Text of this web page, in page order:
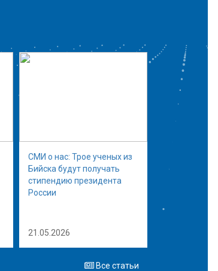
СМИ о нас: Трое ученых из
Бийска будут получать
стипендию президента
России
21.05.2026
Все статьи